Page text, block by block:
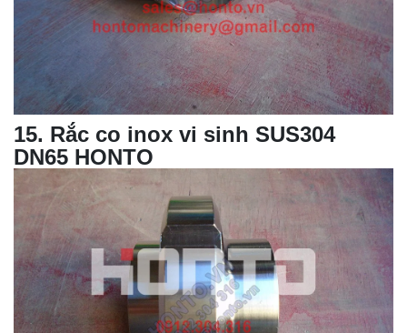
15. Rắc co inox vi sinh SUS304
DN65 HONTO